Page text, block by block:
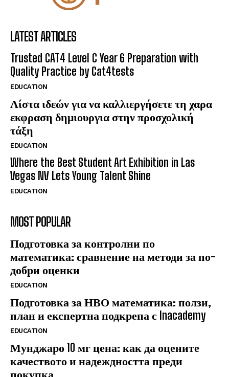
LATEST ARTICLES
Trusted CAT4 Level C Year 6 Preparation with
Quality Practice by Cat4tests
EDUCATION
Λίστα ιδεών για να καλλιεργήσετε τη χαρα
εκφραση δημιουργια στην προσχολική
τάξη
EDUCATION
Where the Best Student Art Exhibition in Las
Vegas NV Lets Young Talent Shine
EDUCATION
MOST POPULAR
Подготовка за контролни по
математика: сравнение на методи за по-
добри оценки
EDUCATION
Подготовка за НВО математика: ползи,
план и експертна подкрепа с Inacademy
EDUCATION
Мунджаро 10 мг цена: как да оцените
качеството и надеждността преди
покупка